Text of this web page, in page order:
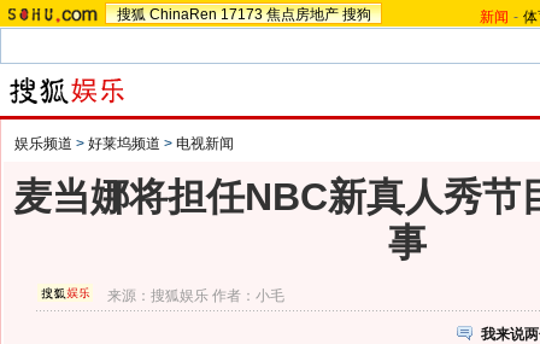
搜狐 ChinaRen 17173 焦点房地产 搜狗 新闻 -
娱乐频道 > 好莱坞频道 > 电视新闻
麦当娜将担任NBC新真人秀节
事
来源：搜狐娱乐 作者：小毛
我来说